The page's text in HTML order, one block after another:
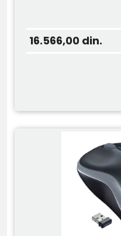
16.566,00 din.